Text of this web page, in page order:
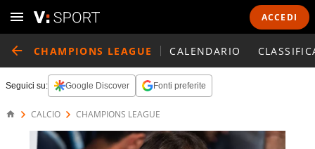
ACCEDI
CHAMPIONS LEAGUE CALENDARIO
Seguici su: Google Discover Fonti preferite
CALCIO CHAMPIONS LEAGUE